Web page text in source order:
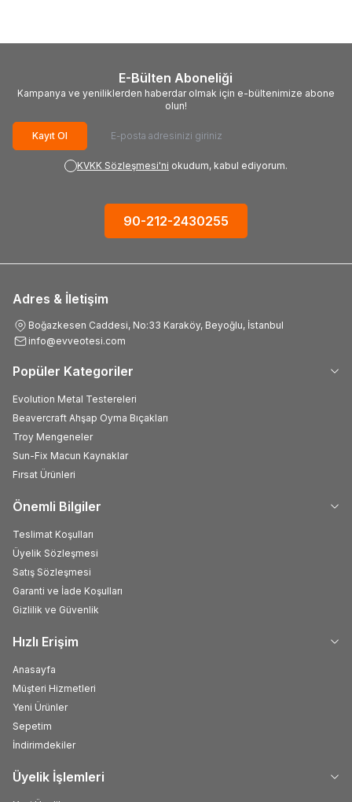
E-Bülten Aboneliği
Kampanya ve yeniliklerden haberdar olmak için e-bültenimize abone
olun!
Kayıt Ol
KVKK Sözleşmesi'ni okudum, kabul ediyorum.
90-212-2430255
Adres & İletişim
Boğazkesen Caddesi, No:33 Karaköy, Beyoğlu, İstanbul
info@evveotesi.com
Popüler Kategoriler
Evolution Metal Testereleri
Beavercraft Ahşap Oyma Bıçakları
Troy Mengeneler
Sun-Fix Macun Kaynaklar
Fırsat Ürünleri
Önemli Bilgiler
Teslimat Koşulları
Üyelik Sözleşmesi
Satış Sözleşmesi
Garanti ve İade Koşulları
Gizlilik ve Güvenlik
Hızlı Erişim
Anasayfa
Müşteri Hizmetleri
Yeni Ürünler
Sepetim
İndirimdekiler
Üyelik İşlemleri